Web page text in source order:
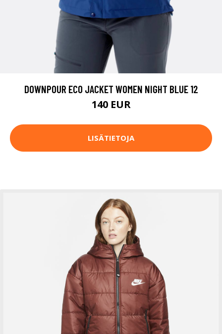
DOWNPOUR ECO JACKET WOMEN NIGHT BLUE 12
140 EUR
LISÄTIETOJA